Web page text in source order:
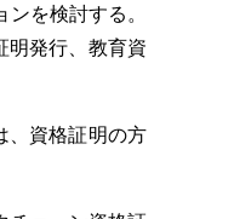
を検討する。
明発行、教育資
、資格証明の方